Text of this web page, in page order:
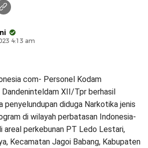
4:13 am
com- Personel Kodam
XII/Tpr berhasil
penyelundupan diduga Narkotika jenis
di wilayah perbatasan Indonesia-
areal perkebunan PT Ledo Lestari,
Kecamatan Jagoi Babang, Kabupaten